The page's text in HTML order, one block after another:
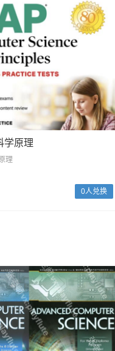
学原理
理
0人兑换